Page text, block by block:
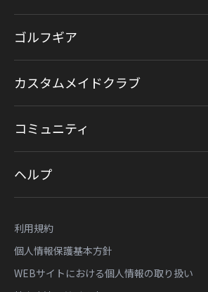
ゴルフギア
カスタムメイドクラブ
コミュニティ
ヘルプ
利用規約
個人情報保護基本方針
WEBサイトにおける個人情報の取り扱い